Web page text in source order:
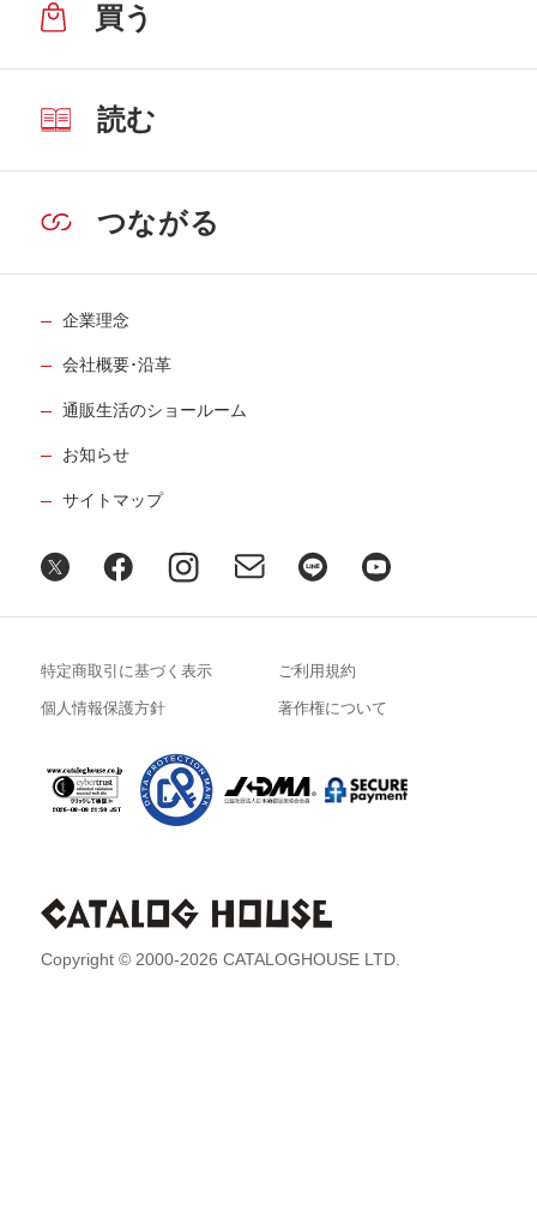
買う
読む
つながる
企業理念
会社概要･沿革
通販生活のショールーム
お知らせ
サイトマップ
Copyright © 2000-2026 CATALOGHOUSE LTD.
特定商取引に基づく表示 ご利用規約
個人情報保護方針 著作権について